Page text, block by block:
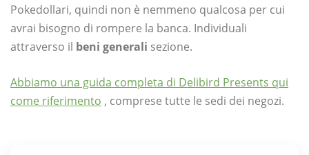
Pokedollari, quindi non è nemmeno qualcosa per cui
avrai bisogno di rompere la banca. Individuali
attraverso il beni generali sezione.
Abbiamo una guida completa di Delibird Presents qui
come riferimento , comprese tutte le sedi dei negozi.